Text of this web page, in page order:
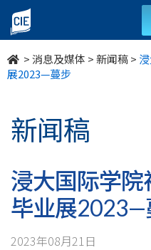
浸
大
国
学
院
视
觉
>消息及媒体 >新闻稿>
展2023—蔓步
新闻稿
浸大国际学
毕业展2023—
2023年08月21日